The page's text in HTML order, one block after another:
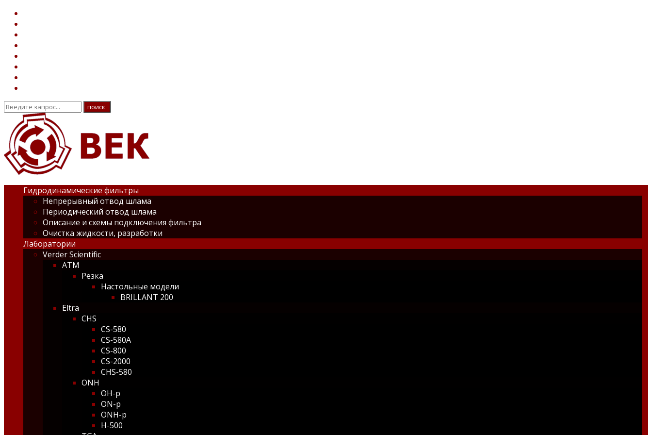
Гидродинамические фильтры
Непрерывный отвод шлама
Периодический отвод шлама
Описание и схемы подключения фильтра
Очистка жидкости, разработки
Лаборатории
Verder Scientific
ATM
Резка
Настольные модели
BRILLANT 200
Eltra
CHS
CS-580
CS-580A
CS-800
CS-2000
CHS-580
ONH
OH-p
ON-p
ONH-p
H-500